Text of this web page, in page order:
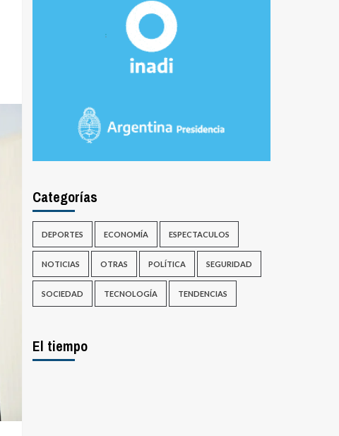
Categorías
DEPORTES ECONOMÍA ESPECTACULOS
NOTICIAS OTRAS POLÍTICA SEGURIDAD
SOCIEDAD TECNOLOGÍA TENDENCIAS
El tiempo